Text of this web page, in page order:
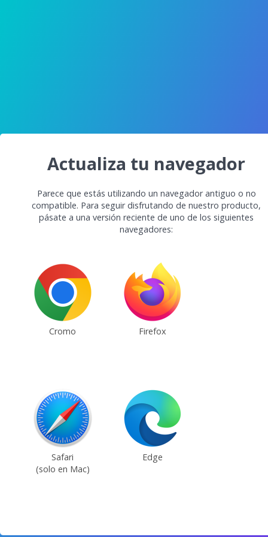
Actualiza tu navegador
Parece que estás utilizando un navegador antiguo o no
compatible. Para seguir disfrutando de nuestro producto,
pásate a una versión reciente de uno de los siguientes
navegadores:
Cromo Firefox
Safari
(solo en Mac)
Edge